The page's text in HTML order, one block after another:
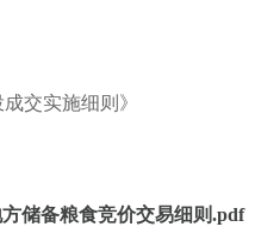
交实施细则》
储备粮食竞价交易细则.pdf